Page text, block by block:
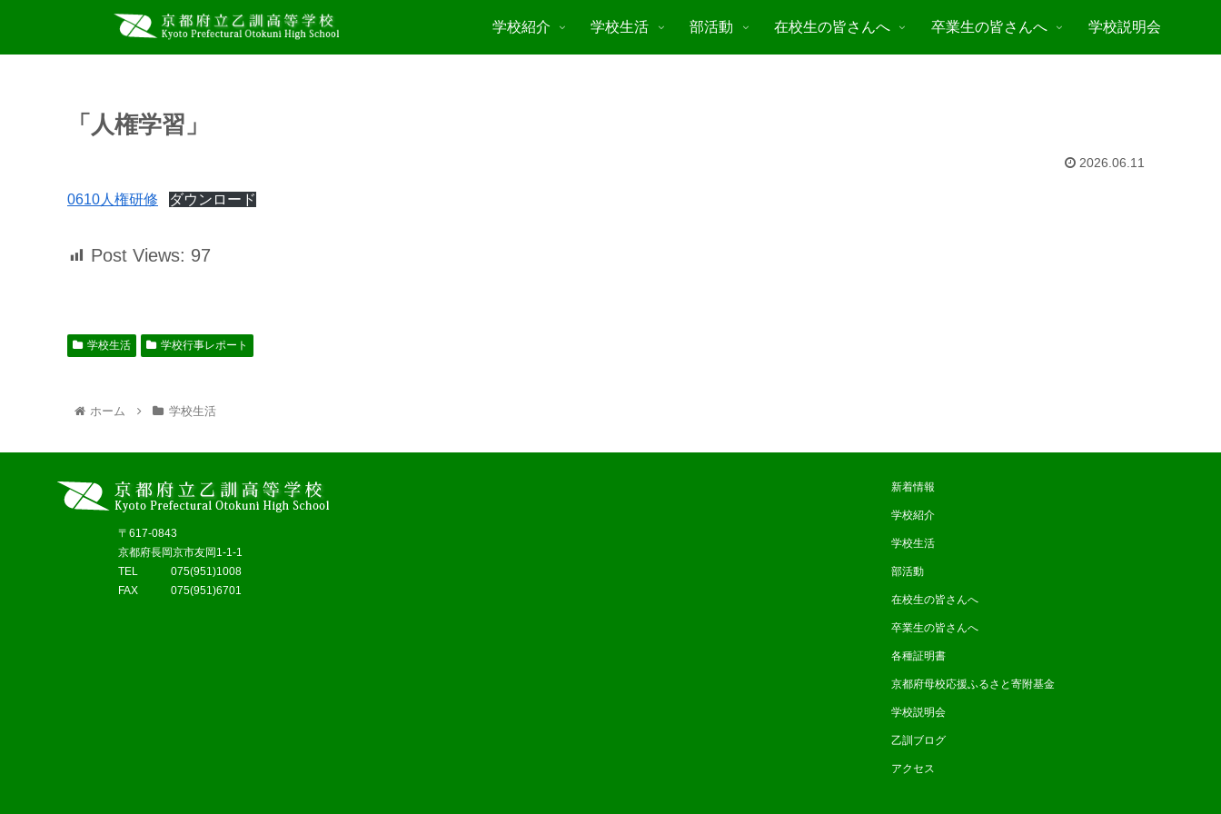
学校紹介 学校生活 部活動 在校生の皆さんへ 卒業生の皆さんへ 学校説明会
「人権学習」
2026.06.11
0610人権研修 ダウンロード
Post Views: 97
学校生活 学校行事レポート
ホーム 学校生活
〒617-0843
京都府長岡京市友岡1-1-1
TEL 075(951)1008
FAX 075(951)6701
新着情報
学校紹介
学校生活
部活動
在校生の皆さんへ
卒業生の皆さんへ
各種証明書
京都府母校応援ふるさと寄附基金
学校説明会
乙訓ブログ
アクセス